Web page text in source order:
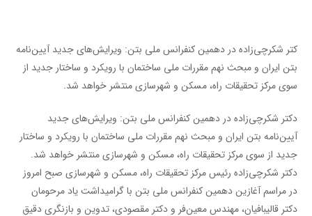
کتر شکرچی‌زاده در دهمین کنفرانس ملی بتن: ویرایش‌های جدید آیین‌نامه
بتن ایران و مبحث نهم مقررات ملی ساختمان با رویکرد و ساختار جدید از
سوی مرکز تحقیقات راه، مسکن و شهرسازی منتشر خواهد شد.
دکتر شکرچی‌زاده در دهمین کنفرانس ملی بتن: ویرایش‌های جدید
آیین‌نامه بتن ایران و مبحث نهم مقررات ملی ساختمان با رویکرد و ساختار
جدید از سوی مرکز تحقیقات راه، مسکن و شهرسازی منتشر خواهد شد.
دکتر شکرچی‌زاده رئیس مرکز تحقیقات راه، مسکن و شهرسازی صبح امروز
در مراسم آغازین دهمین کنفرانس ملی بتن با گرامیداشت یاد مرحومان
دکتر قالیبافیان، مهندس معین‌فر و دکتر مقصودی، تدوین و بازنگری دقیق